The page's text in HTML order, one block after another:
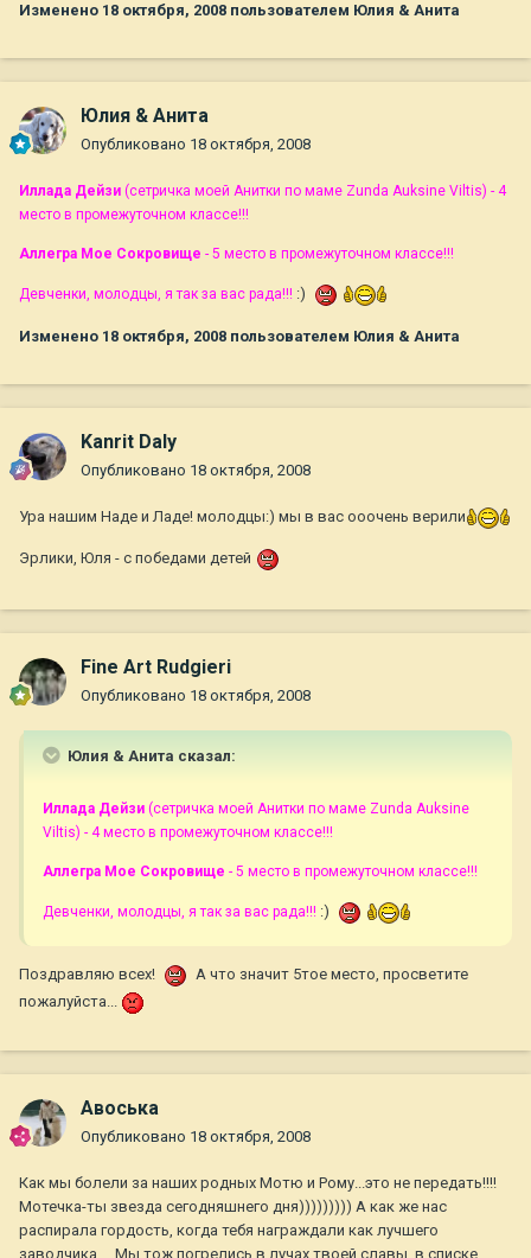
Изменено 18 октября, 2008 пользователем Юлия & Анита
Юлия & Анита
Опубликовано 18 октября, 2008
Иллада Дейзи (сетричка моей Анитки по маме Zunda Auksine Viltis) - 4
место в промежуточном классе!!!
Аллегра Мое Сокровище - 5 место в промежуточном классе!!!
Девченки, молодцы, я так за вас рада!!! :)
Изменено 18 октября, 2008 пользователем Юлия & Анита
Kanrit Daly
Опубликовано 18 октября, 2008
Ура нашим Наде и Ладе! молодцы:) мы в вас ооочень верили
Эрлики, Юля - с победами детей
Fine Art Rudgieri
Опубликовано 18 октября, 2008
Юлия & Анита сказал:
Иллада Дейзи (сетричка моей Анитки по маме Zunda Auksine
Viltis) - 4 место в промежуточном классе!!!
Аллегра Мое Сокровище - 5 место в промежуточном классе!!!
Девченки, молодцы, я так за вас рада!!! :)
Поздравляю всех!
А что значит 5тое место, просветите
пожалуйста...
Авоська
Опубликовано 18 октября, 2008
Как мы болели за наших родных Мотю и Рому...это не передать!!!!
Мотечка-ты звезда сегодняшнего дня))))))))) А как же нас
распирала гордость, когда тебя награждали как лучшего
заводчика.....Мы тож погрелись в лучах твоей славы, в списке